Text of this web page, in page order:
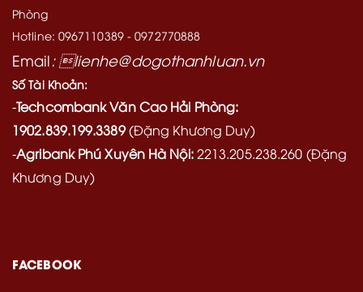
Phòng
Hotline: 0967110389 - 0972770888
Email: lienhe@dogothanhluan.vn
Số Tài Khoản:
-Techcombank Văn Cao Hải Phòng:
1902.839.199.3389(Đặng Khương Duy)
-Agribank Phú Xuyên Hà Nội:2213.205.238.260 (Đặng
Khương Duy)
FACEBOOK